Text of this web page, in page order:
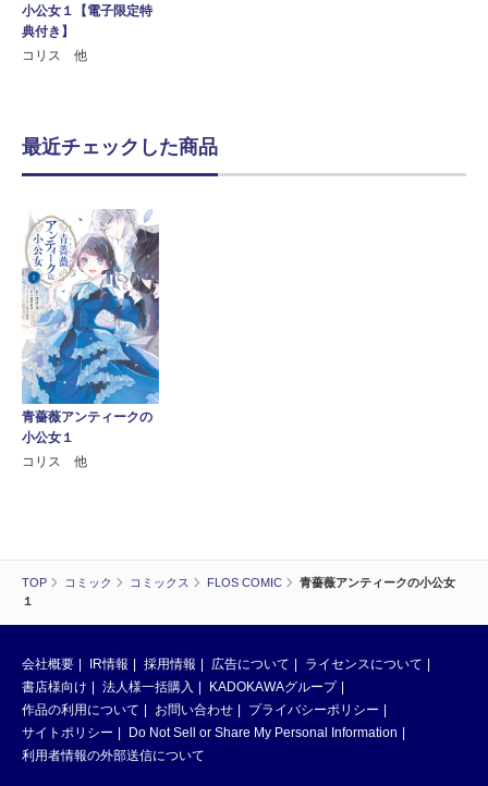
TOP コミック コミックス FLOS COMIC
青薔薇アンティークの小公女
１
小公女１【電子限定特
典付き】
コリス 他
最近チェックした商品
青薔薇アンティークの
小公女１
コリス 他
会社概要 IR情報 採用情報 広告について
ライセンスについて
書店様向け
法人様一括購入
KADOKAWAグループ
作品の利用について
お問い合わせ
プライバシーポリシー
サイトポリシー
Do Not Sell or Share My Personal Information
利用者情報の外部送信について